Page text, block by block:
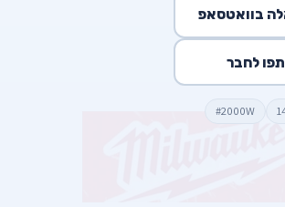
בוואטסאפ
לחבר
#2000W